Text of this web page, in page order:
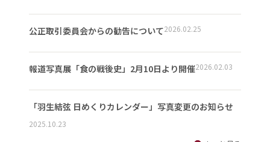
公正取引委員会からの勧告について2026.02.25
報道写真展「食の戦後史」2月10日より開催2026.02.03
「羽生結弦 日めくりカレンダー」写真変更のお知らせ
2025.10.23